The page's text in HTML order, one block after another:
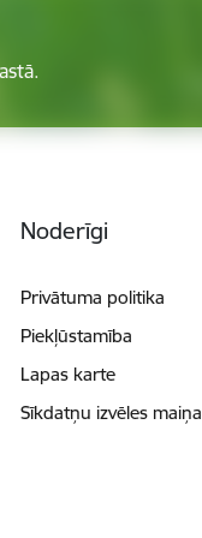
Noderīgi
Privātuma politika
Piekļūstamība
Lapas karte
Sīkdatņu izvēles maiņa